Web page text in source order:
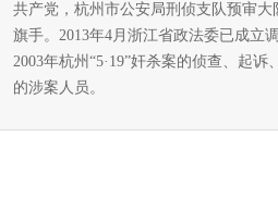
共产党，杭州市公安局刑侦支队预审大
旗手。2013年4月浙江省政法委已成立
2003年杭州“5·19”奸杀案的侦查、起
的涉案人员。